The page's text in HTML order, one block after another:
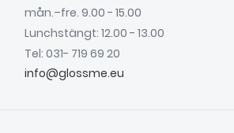
mån.–fre. 9.00 - 15.00
Lunchstängt: 12.00 - 13.00
Tel: 031- 719 69 20
info@glossme.eu